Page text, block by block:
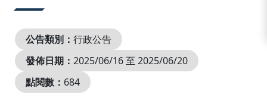
公告類別： 行政公告
發佈日期： 2025/06/16 至 2025/06/20
點閱數： 684